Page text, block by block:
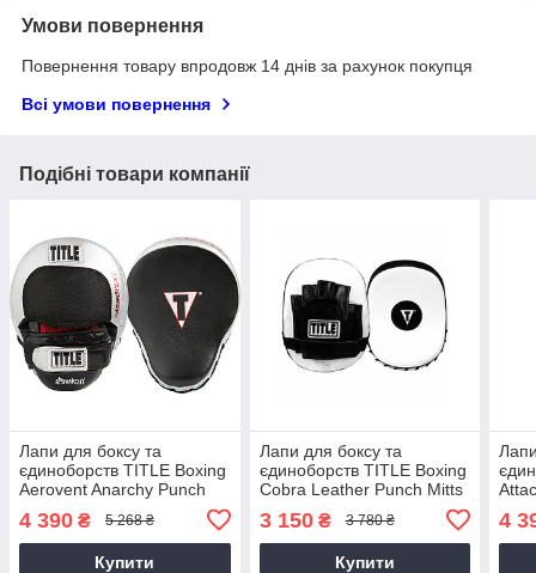
Умови повернення
Повернення товару впродовж 14 днів за рахунок покупця
Всі умови повернення
Подібні товари компанії
Лапи для боксу та
єдиноборств TITLE Boxing
Aerovent Anarchy Punch
Mitts Black/Silver (AASPM
BK/SV)
4 390 ₴ 5 268 ₴
Купити
Лапи для боксу та
єдиноборств TITLE Boxing
Cobra Leather Punch Mitts
BK/WH)
3 150₴ 3 780 ₴
Купити
WH/
4